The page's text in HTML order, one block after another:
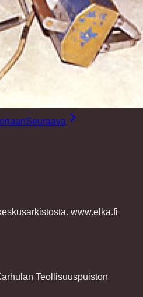
Seuraava
www.elka.fi
Teollisuuspuiston